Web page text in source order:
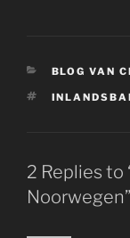
BLOG VAN
TAGS
2 Replies to
Noorwegen”